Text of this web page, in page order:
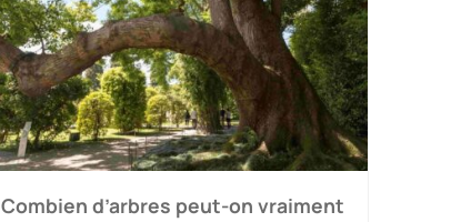
Combien d’arbres peut-on vraiment